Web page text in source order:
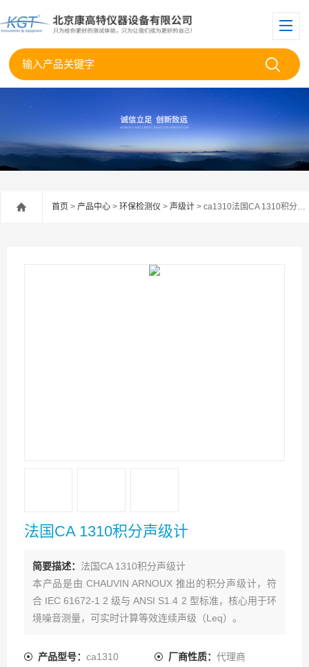
首页 > 产品中心 > 环保检测仪 > 声级计 > ca1310法国CA 1310积分声级计
法国CA 1310积分声级计
简要描述： 法国CA 1310积分声级计
本产品是由 CHAUVIN ARNOUX 推出的积分声级计，符
合 IEC 61672-1 2 级与 ANSI S1.4 2 型标准，核心用于环
境噪音测量，可实时计算等效连续声级（Leq）。
产品型号： ca1310 厂商性质： 代理商